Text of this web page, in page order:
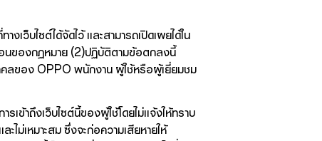
ว็บไซต์ได้จัดไว้ และสามารถเปิดเผยได้ใน
นของกฏหมาย (2)ปฏิบัติตามข้อตกลงนี้
ลของ OPPO พนักงาน ผู้ใช้หรือผู้เยี่ยมชม
ข้าถึงเว็บไซต์นี้ของผู้ใช้โดยไม่แจ้งให้ทราบ
ไม่เหมาะสม ซึ่งจะก่อความเสียหายให้